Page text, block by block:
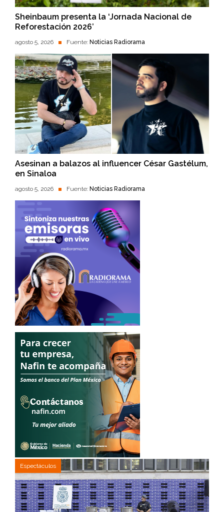
Sheinbaum presenta la ‘Jornada Nacional de
Reforestación 2026’
agosto 5, 2026 Fuente: Noticias Radiorama
Asesinan a balazos al influencer César Gastélum,
en Sinaloa
agosto 5, 2026 Fuente: Noticias Radiorama
Espectáculos